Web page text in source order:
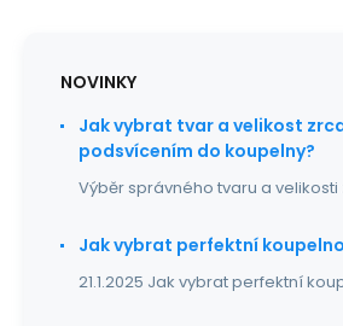
NOVINKY
Jak vybrat tvar a velikost
podsvícením do koupelny?
Výběr správného tvaru a velikosti
Jak vybrat perfektní
21.1.2025 Jak vybrat perfektní